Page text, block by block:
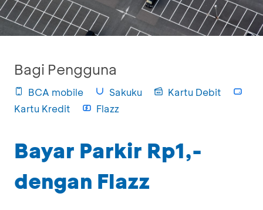
Bagi Pengguna
BCA mobile Sakuku
Kartu Debit
Kartu Kredit
Flazz
Bayar Parkir Rp1,-
dengan Flazz